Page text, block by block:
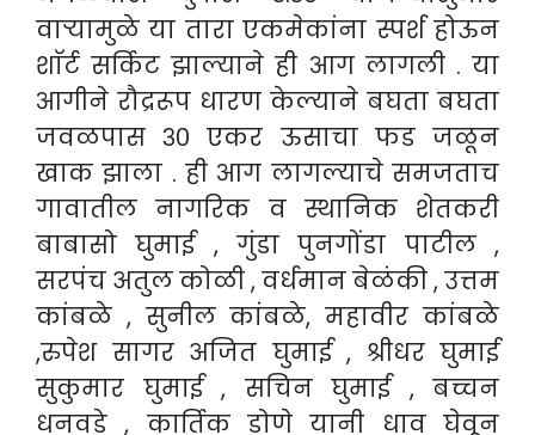
वाऱ्यामुळे या तारा एकमेकांना स्पर्श होऊन
शाॅर्ट सर्किट झाल्याने ही आग लागली . या
आगीने रौद्ररूप धारण केल्याने बघता बघता
जवळपास ३० एकर ऊसाचा फड जळून
खाक झाला . ही आग लागल्याचे समजताच
गावातील नागरिक व स्थानिक शेतकरी
बाबासो घुमाई , गुंडा पुनगोंडा पाटील ,
सरपंच अतुल कोळी , वर्धमान बेळंकी , उत्तम
कांबळे , सुनील कांबळे, महावीर कांबळे
,रुपेश सागर अजित घुमाई , श्रीधर घुमाई
सुकुमार घुमाई , सचिन घुमाई , बच्चन
धनवडे , कार्तिक डोणे यानी धाव घेवून